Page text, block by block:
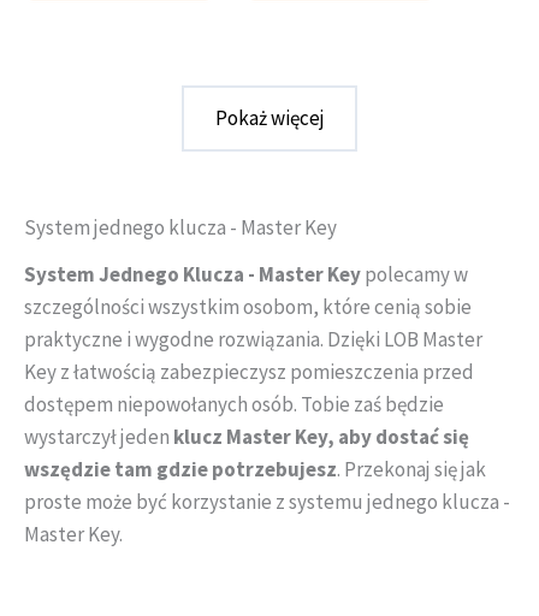
Pokaż więcej
System jednego klucza - Master Key
System Jednego Klucza - Master Keypolecamy w
szczególności wszystkim osobom, które cenią sobie
praktyczne i wygodne rozwiązania. Dzięki LOB Master
Key z łatwością zabezpieczysz pomieszczenia przed
dostępem niepowołanych osób. Tobie zaś będzie
wystarczył jeden klucz Master Key, aby dostać się
wszędzie tam gdzie potrzebujesz. Przekonaj się jak
proste może być korzystanie z systemu jednego klucza -
Master Key.